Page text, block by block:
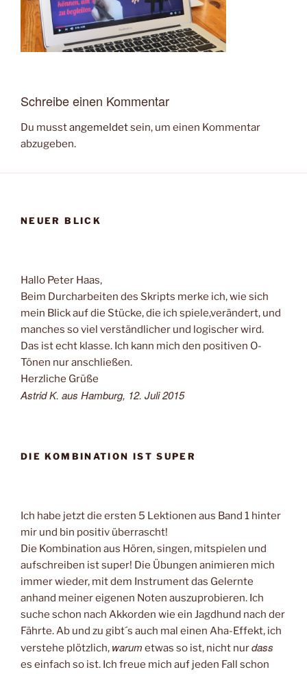
Schreibe einen Kommentar
Du musstangemeldetsein, um einen Kommentar
abzugeben.
NEUER BLICK
Hallo Peter Haas,
Beim Durcharbeiten des Skripts merke ich, wie sich
mein Blick auf die Stücke, die ich spiele,verändert, und
manches so viel verständlicher und logischer wird.
Das ist echt klasse. Ich kann mich den positiven O-
Tönen nur anschließen.
Herzliche Grüße
Astrid K. aus Hamburg, 12. Juli 2015
DIE KOMBINATION IST SUPER
Ich habe jetzt die ersten 5 Lektionen aus Band 1 hinter
mir und bin positiv überrascht!
Die Kombination aus Hören, singen, mitspielen und
aufschreiben ist super! Die Übungen animieren mich
immer wieder, mit dem Instrument das Gelernte
anhand meiner eigenen Noten auszuprobieren. Ich
suche schon nach Akkorden wie ein Jagdhund nach der
Fährte. Ab und zu gibt´s auch mal einen Aha-Effekt, ich
verstehe plötzlich, warum etwas so ist, nicht nurdass
es einfach so ist. Ich freue mich auf jeden Fall schon